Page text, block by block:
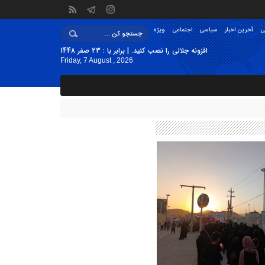
ویژه اجتماعی سیاسی آخرین اخبار
افزونه جلالی را نصب کنید. | برابر با : 23 صفر 1448
Friday, 7 August , 2026